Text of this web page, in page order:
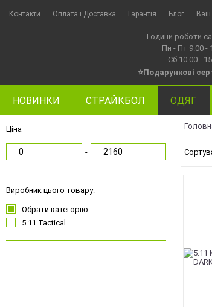
Контакти Оплата i Доставка Гарантія Блог Ваш
Години роботи
Пн - Пт 9.00 -
Сб 10.00 -
⭐Подарункові
НОВИНКИ СТРАЙКБОЛ ОДЯГ
Ціна
-
Виробник цього товару:
Обрати категорію
5.11 Tactical